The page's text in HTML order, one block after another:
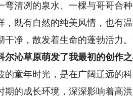
弯清冽的泉水、一棵与哥哥合
，既有自然的纯美风情，也有
干净，散发着生命的蓬勃活力。
沁草原萌发了我最初的创作
年时光，是在广阔辽远的科
期的成长环境，深深影响着高